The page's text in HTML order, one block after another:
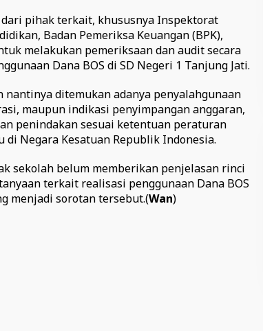
pihak terkait, khususnya Inspektorat
Badan Pemeriksa Keuangan (BPK),
melakukan pemeriksaan dan audit secara
Dana BOS di SD Negeri 1 Tanjung Jati.
nantinya ditemukan adanya penyalahgunaan
maupun indikasi penyimpangan anggaran,
penindakan sesuai ketentuan peraturan
Negara Kesatuan Republik Indonesia.
sekolah belum memberikan penjelasan rinci
terkait realisasi penggunaan Dana BOS
menjadi sorotan tersebut.(Wan)